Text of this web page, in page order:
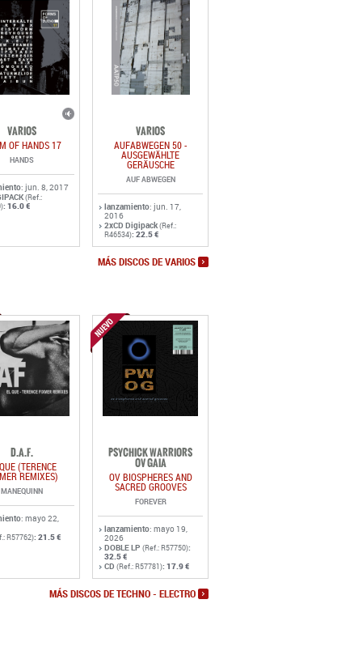
VARIOS
OF HANDS 17
HANDS
: jun. 8, 2017
(Ref.:
: 16.0 €
VARIOS
AUFABWEGEN 50 -
AUSGEWÄHLTE
GERÄUSCHE
AUF ABWEGEN
lanzamiento: jun. 17,
2016
2xCD Digipack(Ref.:
R46534): 22.5 €
MÁS DISCOS DE VARIOS
D.A.F.
(TERENCE
REMIXES)
MANEQUINN
: mayo 22,
R57762): 21.5 €
PSYCHICK WARRIORS
OV GAIA
OV BIOSPHERES AND
SACRED GROOVES
FOREVER
lanzamiento: mayo 19,
2026
DOBLE LP (Ref.: R57750):
32.5 €
CD (Ref.: R57781): 17.9 €
MÁS DISCOS DE TECHNO - ELECTRO